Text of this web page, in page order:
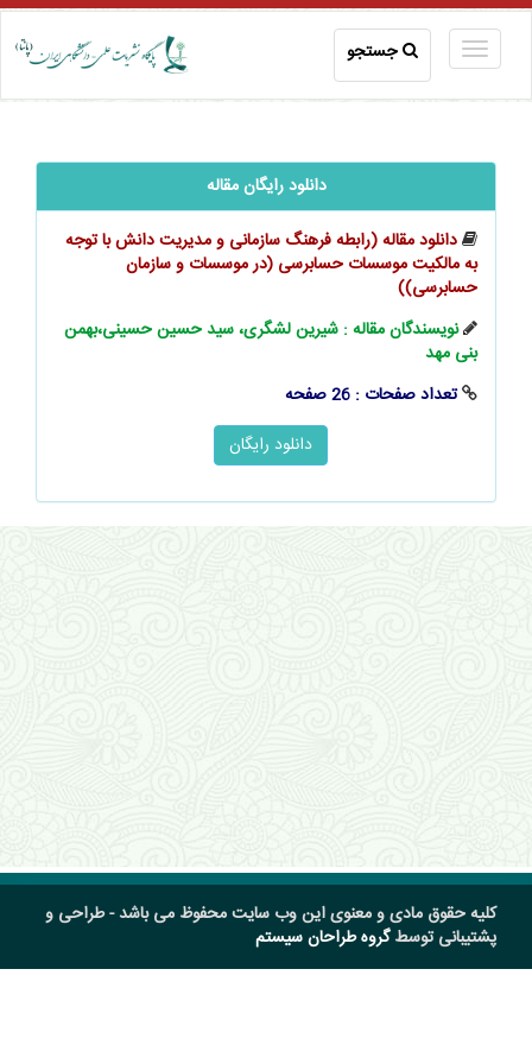
جستجو
دانلود رایگان مقاله
دانلود مقاله (رابطه فرهنگ سازمانی و مدیریت دانش با توجه
به مالکیت موسسات حسابرسی (در موسسات و سازمان
حسابرسی))
نویسندگان مقاله : شیرین لشگری، سید حسین حسینی،بهمن
بنی مهد
تعداد صفحات : 26 صفحه
کلیه حقوق مادی و معنوی این وب سایت محفوظ می باشد - طراحی و
پشتیبانی توسطگروه طراحان سیستم